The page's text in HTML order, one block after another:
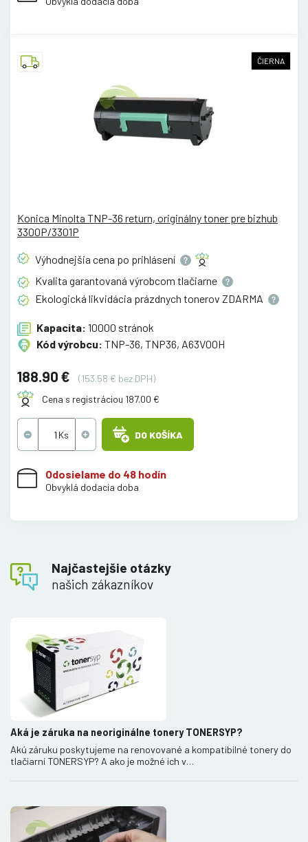
ČIERNA
Konica Minolta TNP-36 return, originálny toner pre bizhub
3300P/3301P
Výhodnejšia cena po prihlásení
Kvalita garantovaná výrobcom tlačiarne
Ekologická likvidácia prázdnych tonerov ZDARMA
Kapacita: 10000 stránok
Kód výrobcu: TNP-36, TNP36, A63V00H
188.90 €
(153.58 € bez DPH)
Cena s registráciou 187.00 €
DO KOŠÍKA
Odosielame do 48 hodín
Obvyklá dodacia doba
Najčastejšie otázky
našich zákazníkov
Aká je záruka na neoriginálne tonery TONERSYP?
Akú záruku poskytujeme na renovované a kompatibilné tonery do
tlačiarní TONERSYP? A ako je možné ich v…